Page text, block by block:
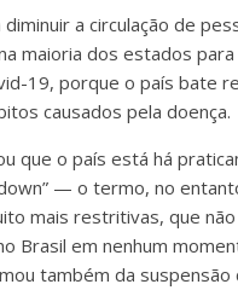
a circulação de
maioria dos estados
19, porque o país bate
causados pela doença.
que o país está há
— o termo, no
mais restritivas, que
Brasil em nenhum
também da suspensão